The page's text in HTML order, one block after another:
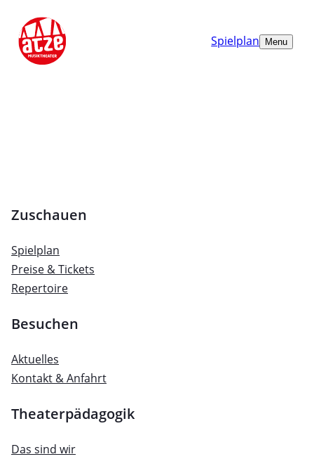
Spielplan Menu
Zuschauen
Spielplan
Preise & Tickets
Repertoire
Besuchen
Aktuelles
Kontakt & Anfahrt
Theaterpädagogik
Das sind wir